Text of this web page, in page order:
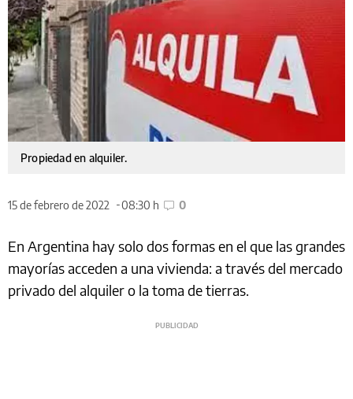
Propiedad en alquiler.
15 de febrero de 2022 08:30 h 0
En Argentina hay solo dos formas en el que las grandes
mayorías acceden a una vivienda: a través del mercado
privado del alquiler o la toma de tierras.